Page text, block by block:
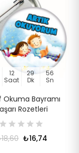
12
Saat
29
Dk
56
Sn
Okuma Bayramı
Rozetleri
₺16,74